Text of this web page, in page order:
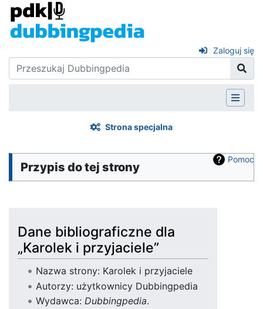
Zaloguj się
Strona specjalna
Pomoc
Przypis do tej strony
Dane bibliograficzne dla
„Karolek i przyjaciele”
Nazwa strony: Karolek i przyjaciele
Autorzy: użytkownicy Dubbingpedia
Wydawca: Dubbingpedia.